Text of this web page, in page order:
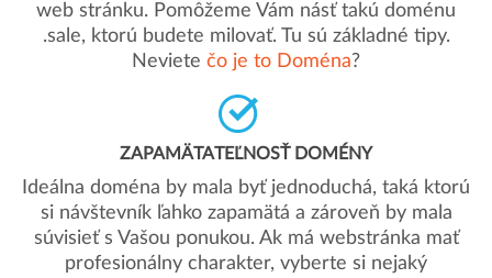
web stránku. Pomôžeme Vám násť takú doménu
.sale, ktorú budete milovať. Tu sú základné tipy.
Neviete čo je to Doména?
ZAPAMÄTATEĽNOSŤ DOMÉNY
Ideálna doména by mala byť jednoduchá, taká ktorú
si návštevník ľahko zapamätá a zároveň by mala
súvisieť s Vašou ponukou. Ak má webstránka mať
profesionálny charakter, vyberte si nejaký